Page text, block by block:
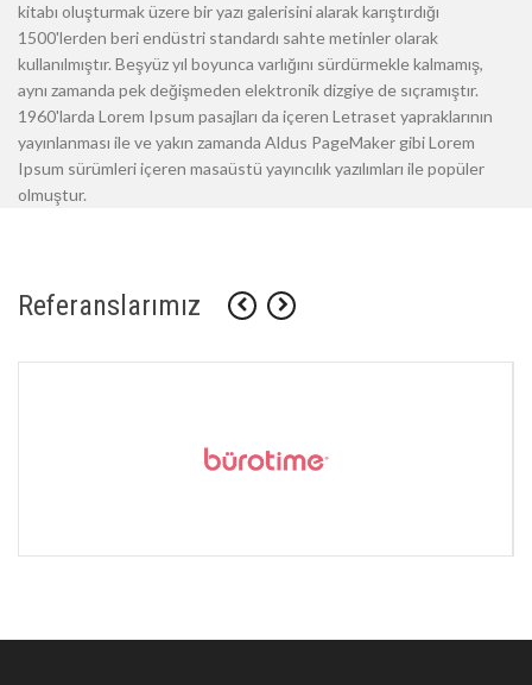
kitabı oluşturmak üzere bir yazı galerisini alarak karıştırdığı
1500'lerden beri endüstri standardı sahte metinler olarak
kullanılmıştır. Beşyüz yıl boyunca varlığını sürdürmekle kalmamış,
aynı zamanda pek değişmeden elektronik dizgiye de sıçramıştır.
1960'larda Lorem Ipsum pasajları da içeren Letraset yapraklarının
yayınlanması ile ve yakın zamanda Aldus PageMaker gibi Lorem
Ipsum sürümleri içeren masaüstü yayıncılık yazılımları ile popüler
olmuştur.
Referanslarımız